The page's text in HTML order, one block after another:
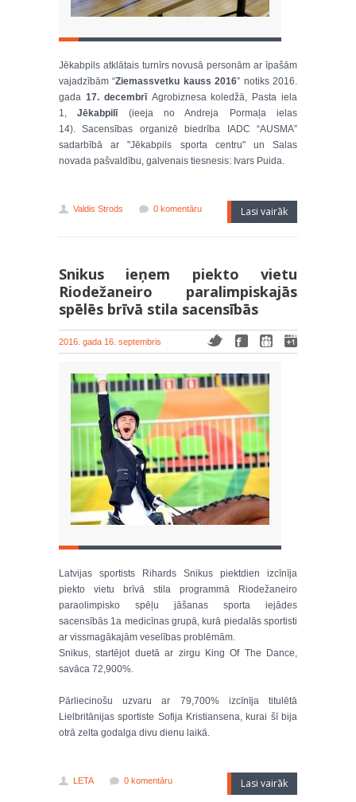
Jēkabpils atklātais turnīrs novusā personām ar īpašām
vajadzībām “Ziemassvetku kauss 2016” notiks 2016.
gada 17. decembrī Agrobiznesa koledžā, Pasta iela
1,Jēkabpilī(ieeja no Andreja Pormaļa ielas
14). Sacensības organizē biedrība IADC “AUSMA”
sadarbībā ar "Jēkabpils sporta centru" un Salas
novada pašvaldību, galvenais tiesnesis: Ivars Puida.
Valdis Strods 0 komentāru Lasi vairāk
Snikus ieņem piekto vietu
Riodežaneiro paralimpiskajās
spēlēs brīvā stila sacensībās
2016. gada 16. septembris
Latvijas sportists Rihards Snikus piektdien izcīnīja
piekto vietu brīvā stila programmā Riodežaneiro
paraolimpisko spēļu jāšanas sporta iejādes
sacensībās 1a medicīnas grupā, kurā piedalās sportisti
ar vissmagākajām veselības problēmām.
Snikus, startējot duetā ar zirgu King Of The Dance,
savāca 72,900%.
Pārliecinošu uzvaru ar 79,700% izcīnīja titulētā
Lielbritānijas sportiste Sofija Kristiansena, kurai šī bija
otrā zelta godalga divu dienu laikā.
LETA 0 komentāru Lasi vairāk